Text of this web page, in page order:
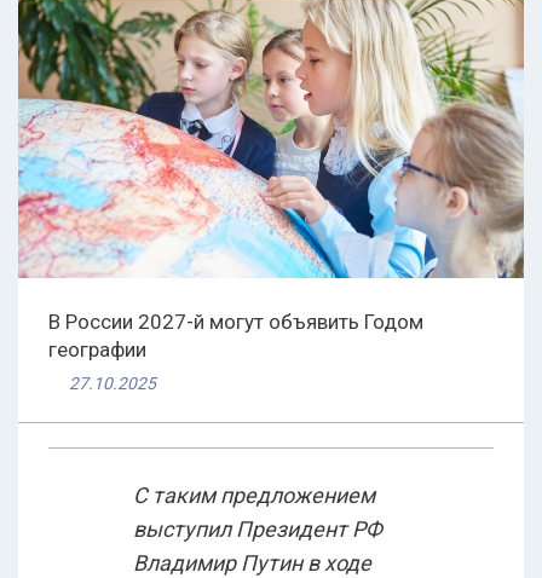
В России 2027-й могут объявить Годом
географии
27.10.2025
С таким предложением
выступил Президент РФ
Владимир Путин в ходе